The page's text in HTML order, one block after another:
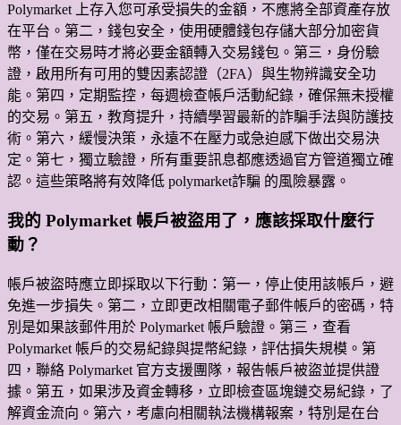
Polymarket 上存入您可承受損失的金額，不應將全部資產存放
在平台。第二，錢包安全，使用硬體錢包存儲大部分加密貨
幣，僅在交易時才將必要金額轉入交易錢包。第三，身份驗
證，啟用所有可用的雙因素認證（2FA）與生物辨識安全功
能。第四，定期監控，每週檢查帳戶活動紀錄，確保無未授權
的交易。第五，教育提升，持續學習最新的詐騙手法與防護技
術。第六，緩慢決策，永遠不在壓力或急迫感下做出交易決
定。第七，獨立驗證，所有重要訊息都應透過官方管道獨立確
認。這些策略將有效降低 polymarket詐騙 的風險暴露。
我的 Polymarket 帳戶被盜用了，應該採取什麼行
動？
帳戶被盜時應立即採取以下行動：第一，停止使用該帳戶，避
免進一步損失。第二，立即更改相關電子郵件帳戶的密碼，特
別是如果該郵件用於 Polymarket 帳戶驗證。第三，查看
Polymarket 帳戶的交易紀錄與提幣紀錄，評估損失規模。第
四，聯絡 Polymarket 官方支援團隊，報告帳戶被盜並提供證
據。第五，如果涉及資金轉移，立即檢查區塊鏈交易紀錄，了
解資金流向。第六，考慮向相關執法機構報案，特別是在台